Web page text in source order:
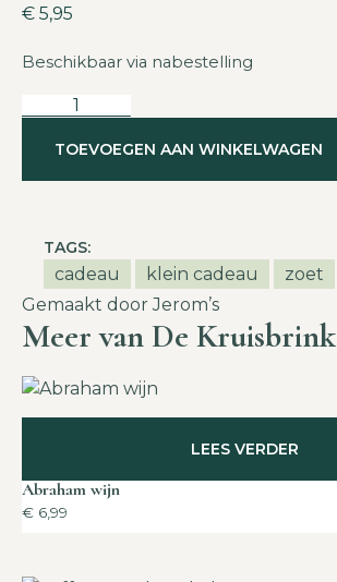
€ 5,95
Beschikbaar via nabestelling
TOEVOEGEN AAN WINKELWAGEN
TAGS:
cadeau klein cadeau
zoet
Gemaakt door Jerom’s
Meer van De Kruisbrink
Abraham wijn
€ 6,99
LEES VERDER